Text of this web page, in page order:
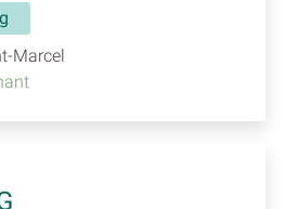
Marcel